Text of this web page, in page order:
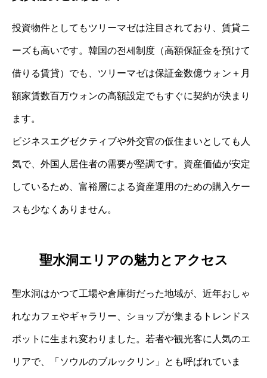
投資物件としてもツリーマゼは注目されており、賃貸ニ
ーズも高いです。韓国の전세制度（高額保証金を預けて
借りる賃貸）でも、ツリーマゼは保証金数億ウォン＋月
額家賃数百万ウォンの高額設定でもすぐに契約が決まり
ます。
ビジネスエグゼクティブや外交官の仮住まいとしても人
気で、外国人居住者の需要が堅調です。資産価値が安定
しているため、富裕層による資産運用のための購入ケー
スも少なくありません。
聖水洞エリアの魅力とアクセス
聖水洞はかつて工場や倉庫街だった地域が、近年おしゃ
れなカフェやギャラリー、ショップが集まるトレンドス
ポットに生まれ変わりました。若者や観光客に人気のエ
リアで、「ソウルのブルックリン」とも呼ばれていま